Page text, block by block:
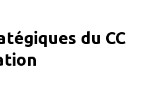
du CC